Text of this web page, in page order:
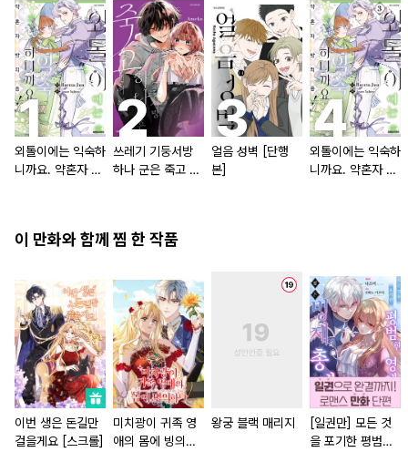
외톨이에는 익숙하
니까요. 약혼자 방
쓰레기 기둥서방
하나 군은 죽고 싶
얼음 성벽 [단행
본]
외톨이에는 익숙하
니까요. 약혼자 방
이 만화와 함께 찜 한 작품
이번 생은 돈길만
걸을게요 [스크롤]
미치광이 귀족 영
애의 몸에 빙의하
왕궁 블랙 매리지
[일권만] 모든 것
을 포기한 평범한